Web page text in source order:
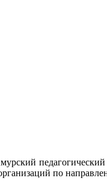
педагогический
по